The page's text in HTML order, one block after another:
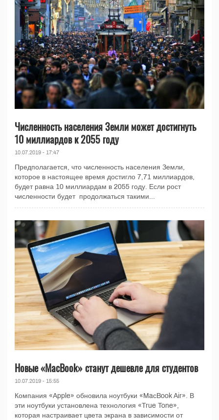
Численность населения Земли может достигнуть
10 миллиардов к 2055 году
10.07.2019 - 17:47
Предполагается, что численность населения Земли,
которое в настоящее время достигло 7,71 миллиардов,
будет равна 10 миллиардам в 2055 году. Если рост
численности будет продолжаться такими...
Новые «MaсBook» станут дешевле для студентов
10.07.2019 - 15:55
Компания «Apple» обновила ноутбуки «MaсBook Air». В
эти ноутбуки установлена технология «True Tone»,
которая настраивает цвета экрана в зависимости от